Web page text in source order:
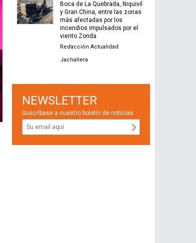
Boca de La Quebrada, Niquivil
y Gran China, entre las zonas
más afectadas por los
incendios impulsados por el
viento Zonda
Redacción Actualidad
Jachallera
NEWSLETTER
Suscríbase a nuestro boletín de noticias